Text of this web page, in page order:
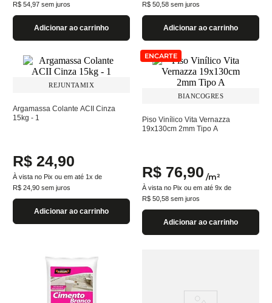
R$ 54 97 sem juros
Adicionar ao carrinho
R$ 50 58 sem juros
Adicionar ao carrinho
REJUNTAMIX
Argamassa Colante ACII Cinza
15kg - 1
R$ 24,90
À vista no Pix ou em até 1 x de
R$ 24 90 sem juros
Adicionar ao carrinho
ENCARTE
BIANCOGRES
Piso Vinílico Vita Vernazza
19x130cm 2mm Tipo A
R$ 76,90 /m²
À vista no Pix ou em até 9x de
R$ 50 58 sem juros
Adicionar ao carrinho